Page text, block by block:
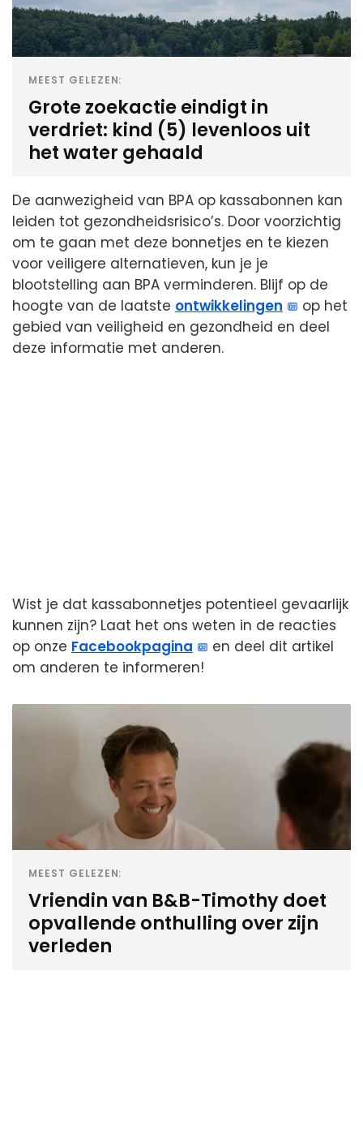
MEEST GELEZEN:
Grote zoekactie eindigt in
verdriet: kind (5) levenloos uit
het water gehaald
De aanwezigheid van BPA op kassabonnen kan
leiden tot gezondheidsrisico’s. Door voorzichtig
om te gaan met deze bonnetjes en te kiezen
voor veiligere alternatieven, kun je je
blootstelling aan BPA verminderen. Blijf op de
hoogte van de laatste ontwikkelingen
op het
gebied van veiligheid en gezondheid en deel
deze informatie met anderen.
Wist je dat kassabonnetjes potentieel gevaarlijk
kunnen zijn? Laat het ons weten in de reacties
op onze Facebookpagina
en deel dit artikel
om anderen te informeren!
MEEST GELEZEN:
Vriendin van B&B-Timothy doet
opvallende onthulling over zijn
verleden